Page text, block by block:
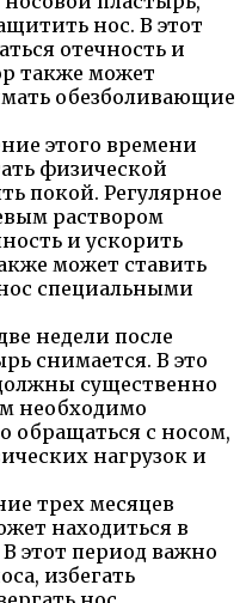
нос. В этот
отечность и
также может
обезболивающие
этого времени
физической
покой. Регулярное
раствором
и ускорить
может ставить
специальными
недели после
снимается. В это
существенно
необходимо
обращаться с носом,
нагрузок и
трех месяцев
находиться в
этот период важно
избегать